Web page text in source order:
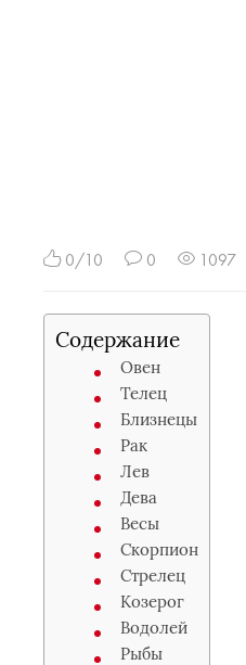
0/10 0 1097
Содержание
Овен
Телец
Близнецы
Рак
Лев
Дева
Весы
Скорпион
Стрелец
Козерог
Водолей
Рыбы